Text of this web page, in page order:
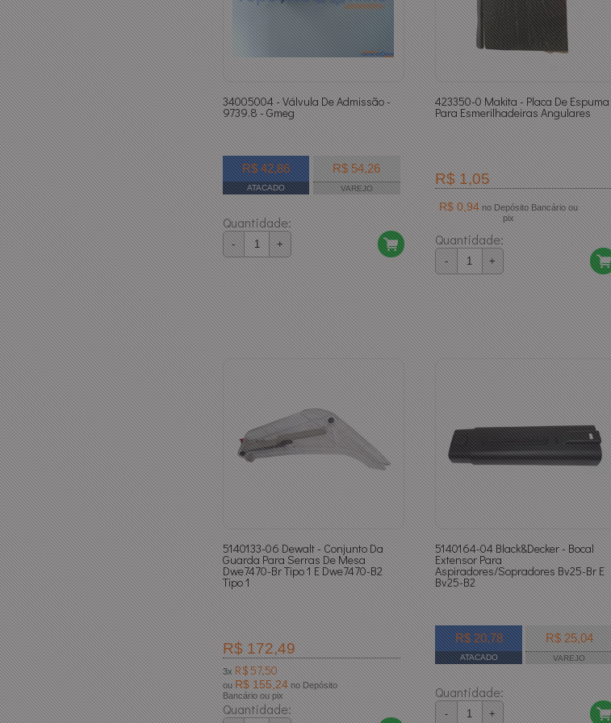
34005004 - Válvula De Admissão -
9739.8 - Gmeg
R$ 42,86
ATACADO
R$ 54,26
VAREJO
Quantidade:
- +
423350-0 Makita - Placa De Espuma
Para Esmerilhadeiras Angulares
R$ 1,05
R$ 0,94 no Depósito Bancário ou
pix
Quantidade:
- +
5140133-06 Dewalt - Conjunto Da
Guarda Para Serras De Mesa
Dwe7470-Br Tipo 1 E Dwe7470-B2
Tipo 1
R$ 172,49
3x R$ 57,50
ou R$ 155,24 no Depósito
Bancário ou pix
Quantidade:
5140164-04 Black&Decker - Bocal
Extensor Para
Aspiradores/Sopradores Bv25-Br E
Bv25-B2
R$ 20,78
ATACADO
R$ 25,04
VAREJO
Quantidade:
- +